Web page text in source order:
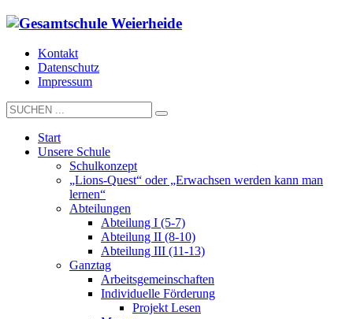
Kontakt
Datenschutz
Impressum
Start
Unsere Schule
Schulkonzept
„Lions-Quest“ oder „Erwachsen werden kann man
lernen“
Abteilungen
Abteilung I (5-7)
Abteilung II (8-10)
Abteilung III (11-13)
Ganztag
Arbeitsgemeinschaften
Individuelle Förderung
Projekt Lesen